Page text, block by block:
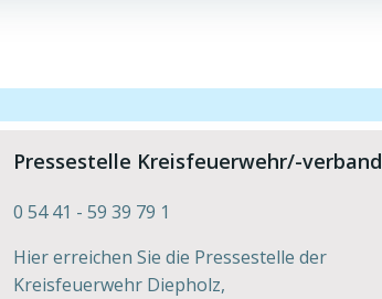
Pressestelle Kreisfeuerwehr/-verband
0 54 41 - 59 39 79 1
Hier erreichen Sie die Pressestelle der
Kreisfeuerwehr Diepholz,